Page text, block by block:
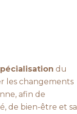
du
les changements
afin de
de bien-être et sa